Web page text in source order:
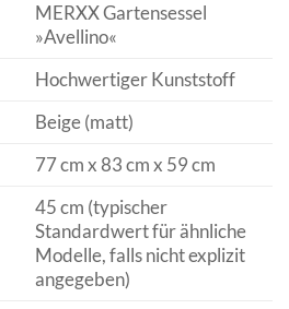
MERXX Gartensessel
»Avellino«
Hochwertiger Kunststoff
Beige (matt)
77 cm x 83 cm x 59 cm
45 cm (typischer
Standardwert für ähnliche
Modelle, falls nicht explizit
angegeben)